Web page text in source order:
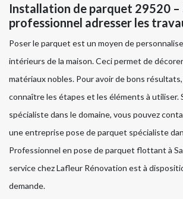
Installation de parquet 29520 –
professionnel adresser les
Poser le parquet est un moyen de
intérieurs de la maison. Ceci permet de
matériaux nobles. Pour avoir de bons
connaître les étapes et les éléments à utiliser.
spécialiste dans le domaine, vous pouvez
une entreprise pose de parquet spécialiste
Professionnel en pose de parquet flottant à
service chez Lafleur Rénovation est à
demande.